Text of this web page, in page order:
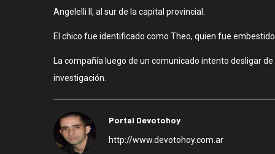
Angelelli II, al sur de la capital provincial.
El chico fue identificado como Theo, quien fue
La compañía luego de un comunicado intento desligar
investigación.
Portal Devotohoy
http://www.devotohoy.com.ar